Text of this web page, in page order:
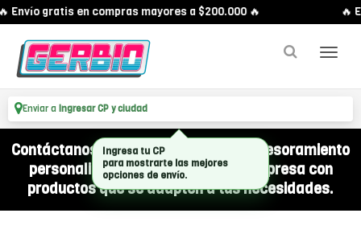
Envío gratis en compras mayores a $200.000 🔥 🔥
Enviar a Ingresar CP y ciudad
Contáctanos por WhatsApp y recibí asesoramiento
personalizado para equipar a tu empresa con
productos que se adapten a tus necesidades.